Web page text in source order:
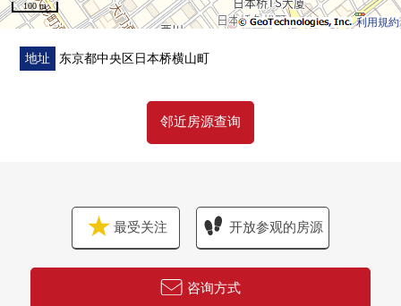
・12楼部分最上階西北、东北采光房
・开放式柜台厨房(有净水器、餐具冲洗烘干机)
・智能浴缸(有喷雾桑拿浴、再加热功能、浴室换气干燥机)
・有人感觉感应器的门口照明
・有TV监视器的内部对讲机
利用規約
100 m
地址 东京都中央区日本桥横山町
邻近房源查询
最受关注 开放参观的房源
咨询方式